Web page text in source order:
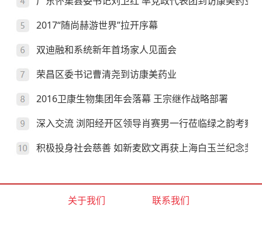
2017“随尚赫游世界”拉开序幕
双迪融和系统新年首场家人见面会
荣昌区委书记曹清尧到访康美药业
2016卫康生物集团年会落幕 王宗继作战略部署
深入交流 浏阳经开区领导肖赛男一行莅临绿之韵考察
积极投身社会慈善 如新麦欧文再获上海白玉兰纪念奖
关于我们 联系我们